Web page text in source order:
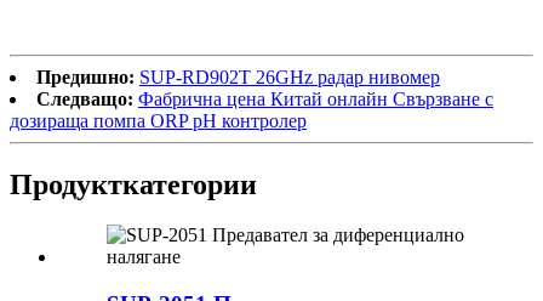
Предишно: SUP-RD902T 26GHz радар нивомер
Следващо: Фабрична цена Китай онлайн Свързване с
дозираща помпа ORP pH контролер
Продукткатегории